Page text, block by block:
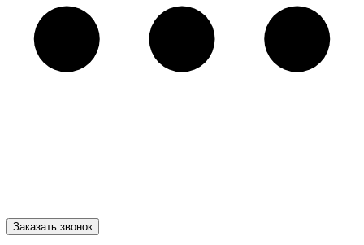
Заказать звонок